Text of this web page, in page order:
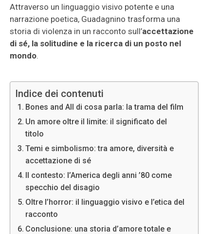
Attraverso un linguaggio visivo potente e una
narrazione poetica, Guadagnino trasforma una
storia di violenza in un racconto sull’accettazione
di sé, la solitudine e la ricerca di un posto nel
mondo.
Indice dei contenuti
Bones and All di cosa parla: la trama del film
Un amore oltre il limite: il significato del
titolo
Temi e simbolismo: tra amore, diversità e
accettazione di sé
Il contesto: l’America degli anni ’80 come
specchio del disagio
Oltre l’horror: il linguaggio visivo e l’etica del
racconto
Conclusione: una storia d’amore totale e